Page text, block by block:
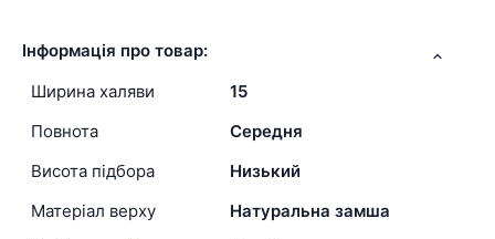
Інформація про товар:
Ширина халяви
15
Повнота
Середня
Висота підбора
Низький
Матеріал верху
Натуральна замша